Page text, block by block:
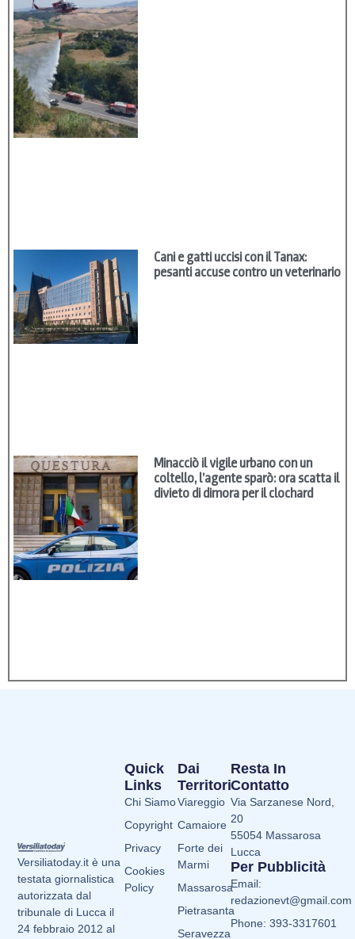
Cani e gatti uccisi con il Tanax:
pesanti accuse contro un veterinario
Minacciò il vigile urbano con un
coltello, l’agente sparò: ora scatta il
divieto di dimora per il clochard
Versiliatoday.it è una
testata giornalistica
autorizzata dal
tribunale di Lucca il
24 febbraio 2012 al
Dai
Territori
Viareggio
Camaiore
Forte dei
Marmi
Massarosa
Pietrasanta
Seravezza
Quick
Links
Chi Siamo
Copyright
Privacy
Cookies
Policy
Resta In
Contatto
Via Sarzanese Nord,
20
55054 Massarosa
Lucca
Per Pubblicità
Email:
redazionevt@gmail.com
Phone: 393-3317601